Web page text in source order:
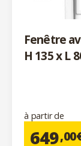
Fenêtre
H 135 x L
à partir de
649